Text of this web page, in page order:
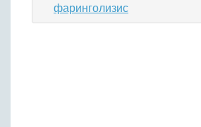
фаринголизис